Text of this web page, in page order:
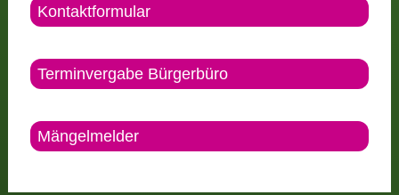
Kontaktformular
Terminvergabe Bürgerbüro
Mängelmelder